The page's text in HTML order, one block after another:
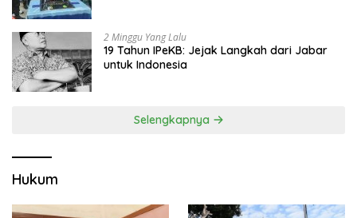
2 Minggu Yang Lalu
19 Tahun IPeKB: Jejak Langkah dari Jabar
untuk Indonesia
Selengkapnya
Hukum